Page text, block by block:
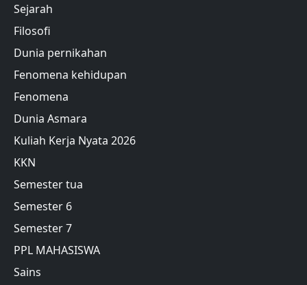
Sejarah
Filosofi
Dunia pernikahan
Fenomena kehidupan
Fenomena
Dunia Asmara
Kuliah Kerja Nyata 2026
KKN
Semester tua
Semester 6
Semester 7
PPL MAHASISWA
Sains